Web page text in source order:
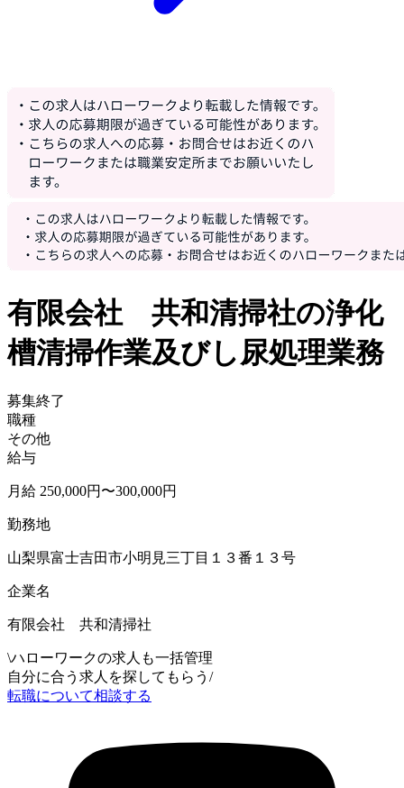
有限会社 共和清掃社の浄化
槽清掃作業及びし尿処理業務
募集終了
職種
その他
給与
月給 250,000円〜300,000円
勤務地
山梨県富士吉田市小明見三丁目１３番１３号
企業名
有限会社 共和清掃社
\ハローワークの求人も一括管理
自分に合う求人を探してもらう /
転職について相談する